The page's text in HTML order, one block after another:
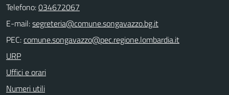
Telefono:034672067
E-mail:
PEC:
URP
Uffici e orari
Numeri utili